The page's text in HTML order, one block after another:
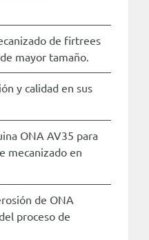
de firtrees
mayor tamaño.
y calidad en sus
ONA AV35 para
mecanizado en
de ONA
proceso de